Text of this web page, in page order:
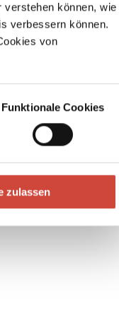
verstehen können, wie
verbessern können.
von
Funktionale Cookies
zulassen